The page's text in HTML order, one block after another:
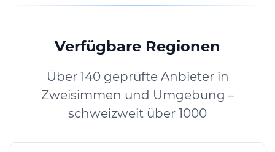
Verfügbare Regionen
Über 140 geprüfte Anbieter in
Zweisimmen und Umgebung –
schweizweit über 1000